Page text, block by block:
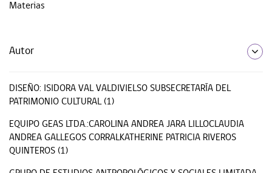
Materias
Autor
DISEÑO: ISIDORA VAL VALDIVIELSO SUBSECRETARÍA DEL
PATRIMONIO CULTURAL (1)
EQUIPO GEAS LTDA.:CAROLINA ANDREA JARA LILLOCLAUDIA
ANDREA GALLEGOS CORRALKATHERINE PATRICIA RIVEROS
QUINTEROS (1)